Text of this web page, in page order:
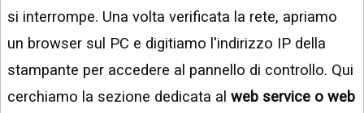
si interrompe. Una volta verificata la rete, apriamo
un browser sul PC e digitiamo l'indirizzo IP della
stampante per accedere al pannello di controllo. Qui
cerchiamo la sezione dedicata al web service o web